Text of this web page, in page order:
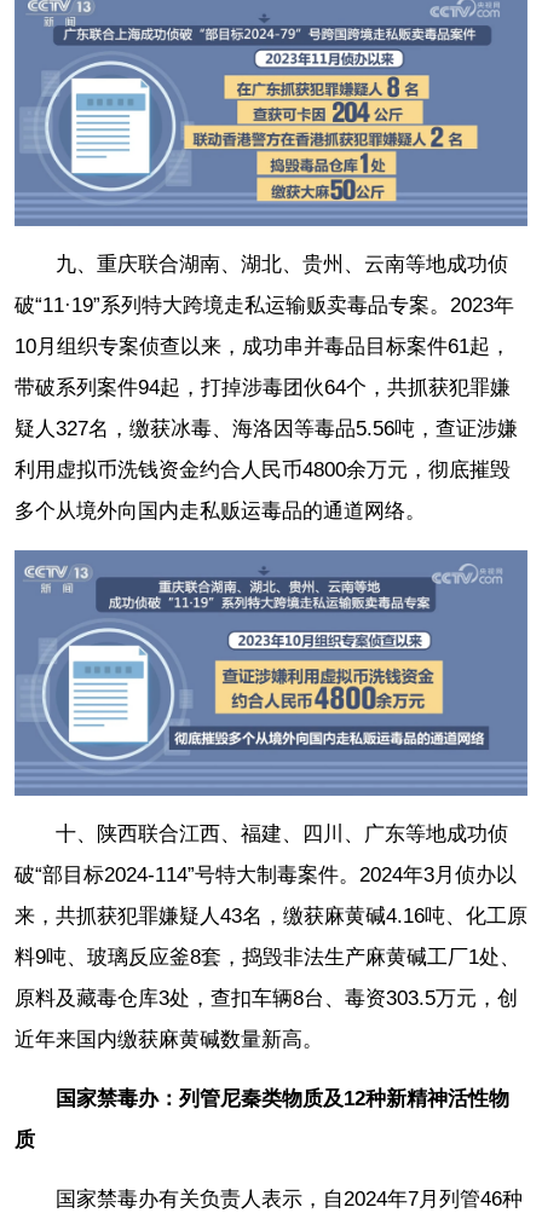
九、重庆联合湖南、湖北、贵州、云南等地成功侦
破“11·19”系列特大跨境走私运输贩卖毒品专案。2023年
10月组织专案侦查以来，成功串并毒品目标案件61起，
带破系列案件94起，打掉涉毒团伙64个，共抓获犯罪嫌
疑人327名，缴获冰毒、海洛因等毒品5.56吨，查证涉嫌
利用虚拟币洗钱资金约合人民币4800余万元，彻底摧毁
多个从境外向国内走私贩运毒品的通道网络。
十、陕西联合江西、福建、四川、广东等地成功侦
破“部目标2024-114”号特大制毒案件。2024年3月侦办以
来，共抓获犯罪嫌疑人43名，缴获麻黄碱4.16吨、化工原
料9吨、玻璃反应釜8套，捣毁非法生产麻黄碱工厂1处、
原料及藏毒仓库3处，查扣车辆8台、毒资303.5万元，创
近年来国内缴获麻黄碱数量新高。
国家禁毒办：列管尼秦类物质及12种新精神活性物
质
国家禁毒办有关负责人表示，自2024年7月列管46种